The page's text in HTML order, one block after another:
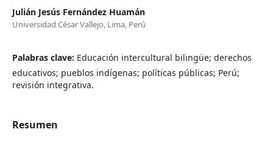
Julián Jesús Fernández Huamán
Universidad César Vallejo, Lima, Perú
Palabras clave: Educación intercultural bilingüe; derechos
educativos; pueblos indígenas; políticas públicas; Perú;
revisión integrativa.
Resumen